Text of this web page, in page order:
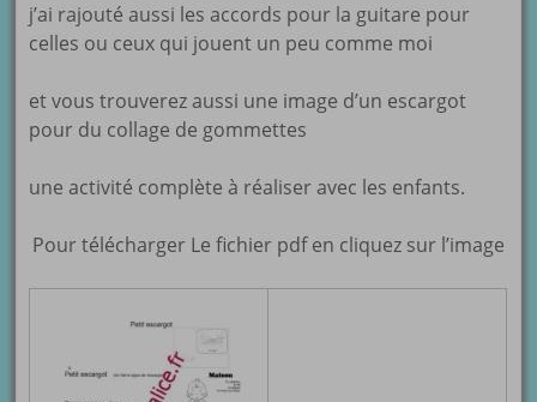
j’ai rajouté aussi les accords pour la guitare pour
celles ou ceux qui jouent un peu comme moi
et vous trouverez aussi une image d’un escargot
pour du collage de gommettes
une activité complète à réaliser avec les enfants.
Pour télécharger Le fichier pdf en cliquez sur l’image